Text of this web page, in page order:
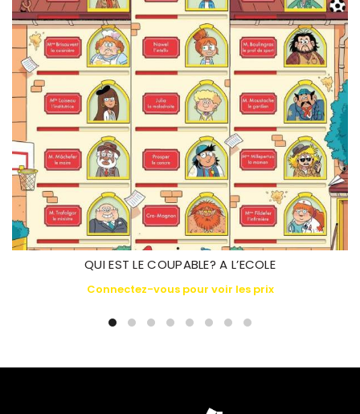
QUI EST LE COUPABLE? A L’ECOLE
Connectez-vous pour voir les prix